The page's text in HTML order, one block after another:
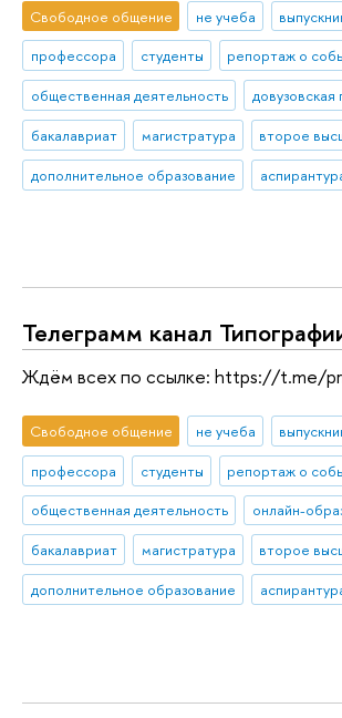
Свободное общение не учеба
профессора
студенты
репортаж о
общественная деятельность
довузовская
бакалавриат
магистратура
второе
дополнительное образование
Телеграмм канал
Ждём всех по ссылке: https://t.me/
Свободное общение не учеба
профессора
студенты
репортаж о
общественная деятельность
онлайн-
бакалавриат
магистратура
второе
дополнительное образование